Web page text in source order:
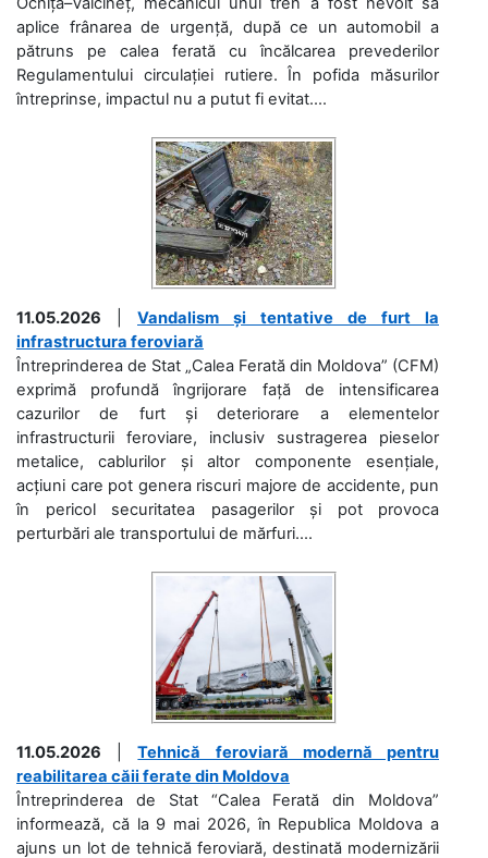
aplice frânarea de urgență, după ce un automobil a
pătruns pe calea ferată cu încălcarea prevederilor
Regulamentului circulației rutiere. În pofida măsurilor
întreprinse, impactul nu a putut fi evitat....
11.05.2026
Vandalism și tentative de furt la
infrastructura feroviară
Întreprinderea de Stat „Calea Ferată din Moldova” (CFM)
exprimă profundă îngrijorare față de intensificarea
cazurilor de furt și deteriorare a elementelor
infrastructurii feroviare, inclusiv sustragerea pieselor
metalice, cablurilor și altor componente esențiale,
acțiuni care pot genera riscuri majore de accidente, pun
în pericol securitatea pasagerilor și pot provoca
perturbări ale transportului de mărfuri....
11.05.2026 |Tehnică feroviară modernă pentru
reabilitarea căii ferate din Moldova
Întreprinderea de Stat “Calea Ferată din Moldova”
informează, că la 9 mai 2026, în Republica Moldova a
ajuns un lot de tehnică feroviară, destinată modernizării